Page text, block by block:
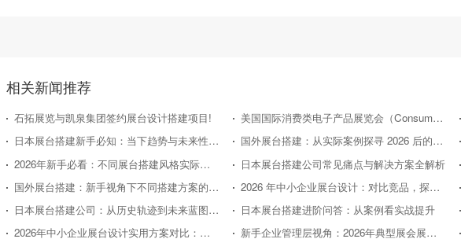
相关新闻推荐
石拓展览与凯泉集团签约展台设计搭建项目! 美国国际消费类电子产品展览会（Consumer Electronics Show，简称CES）
日本展台搭建新手必知：当下趋势与未来性价比走向
国外展台搭建：从实际案例探寻 2026 后的趋势方向
2026年新手必看：不同展台搭建风格实际效果对比评测
日本展台搭建公司常见痛点与解决方案全解析
国外展台搭建：新手视角下不同搭建方案的性价比对比
2026 年中小企业展台设计：对比竞品，探寻高性价比之路
日本展台搭建公司：从历史轨迹到未来蓝图的深度剖析
日本展台搭建进阶问答：从案例看实战提升
2026年中小企业展台设计实用方案对比：助力性价比之选
新手企业管理层视角：2026年典型展会展台搭建案例深度剖析